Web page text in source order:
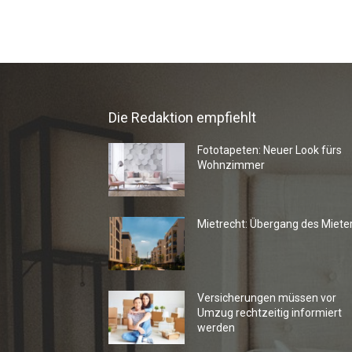
Die Redaktion empfiehlt
Fototapeten: Neuer Look fürs
Wohnzimmer
Mietrecht: Übergang des
Versicherungen müssen vor
Umzug rechtzeitig informiert
werden